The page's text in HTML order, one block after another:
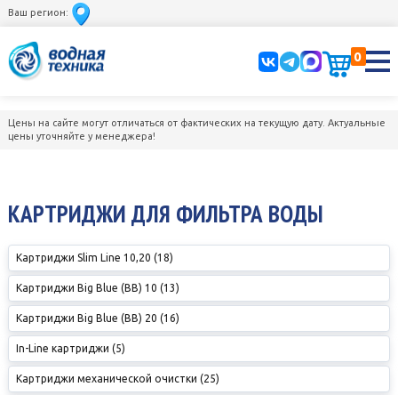
Ваш регион:
0
Цены на сайте могут отличаться от фактических на текущую дату. Актуальные
цены уточняйте у менеджера!
КАРТРИДЖИ ДЛЯ ФИЛЬТРА ВОДЫ
Картриджи Slim Line 10,20 (18)
Картриджи Big Blue (BB) 10 (13)
Картриджи Big Blue (BB) 20 (16)
In-Line картриджи (5)
Картриджи механической очистки (25)